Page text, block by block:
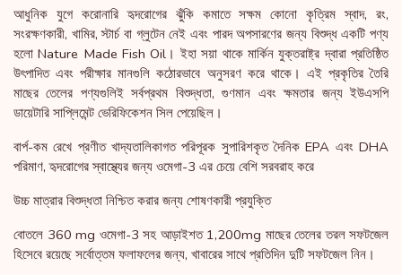
আধুনিক যুগে করোনারি হৃদরোগের ঝুঁকি কমাতে সক্ষম কোনো কৃত্রিম স্বাদ, রং,
সংরক্ষণকারী, খামির, স্টার্চ বা গ্লুটেন নেই এবং পারদ অপসারণের জন্য বিশুদ্ধ একটি পণ্য
হলো Nature Made Fish Oil। ইহা সয়া থাকে মার্কিন যুক্তরাষ্ট্র দ্বারা প্রতিষ্ঠিত
উৎপাদিত এবং পরীক্ষার মানগুলি কঠোরভাবে অনুসরণ করে থাকে। এই প্রকৃতির তৈরি
মাছের তেলের পণ্যগুলিই সর্বপ্রথম বিশুদ্ধতা, গুণমান এবং ক্ষমতার জন্য ইউএসপি
ডায়েটারি সাপ্লিমেন্ট ভেরিফিকেশন সিল পেয়েছিল।
বার্প-কম রেখে প্রণীত খাদ্যতালিকাগত পরিপূরক সুপারিশকৃত দৈনিক EPA এবং DHA
পরিমাণ, হৃদরোগের স্বাস্থ্যের জন্য ওমেগা-3 এর চেয়ে বেশি সরবরাহ করে
উচ্চ মাত্রার বিশুদ্ধতা নিশ্চিত করার জন্য শোষণকারী প্রযুক্তি
বোতলে 360 mg ওমেগা-3 সহ আড়াইশত 1,200mg মাছের তেলের তরল সফটজেল
হিসেবে রয়েছে সর্বোত্তম ফলাফলের জন্য, খাবারের সাথে প্রতিদিন দুটি সফটজেল নিন।